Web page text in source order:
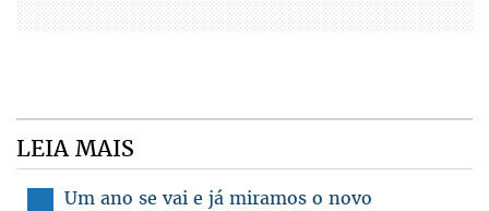
LEIA MAIS
Um ano se vai e já miramos o novo